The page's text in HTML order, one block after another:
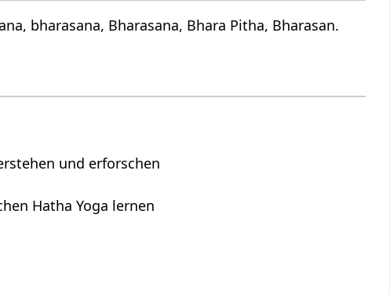
bharasana, Bharasana, Bhara Pitha, Bharasan.
und erforschen
Hatha Yoga lernen